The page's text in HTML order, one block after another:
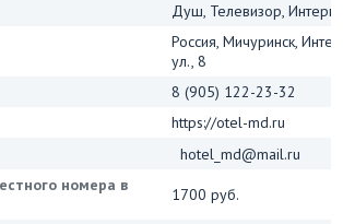
Душ, Телевизор,
Россия, Мичуринск,
ул., 8
8 (905) 122-23-32
https://otel-md.ru
hotel_md@mail.ru
номера в
1700 руб.